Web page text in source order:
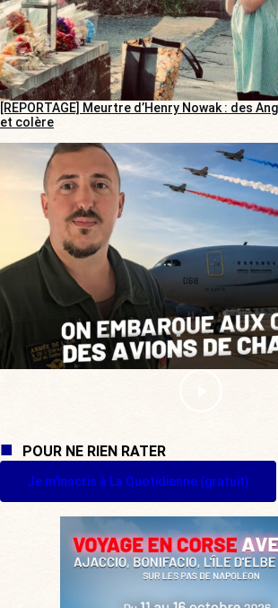
[REPORTAGE] Meurtre d’Henry Nowak : des
et colère
POUR NE RIEN RATER
Je m'inscris à La Quotidienne (gratuit)